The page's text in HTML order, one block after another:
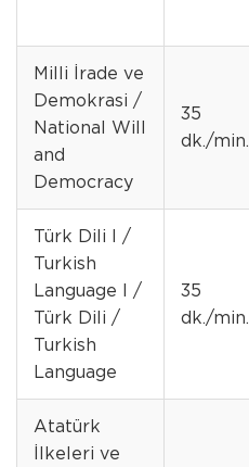
Milli İrade ve
Demokrasi /
National Will
and
Democracy
35
dk./min.
Türk Dili I /
Turkish
Language I /
Türk Dili /
Turkish
Language
35
dk./min.
Atatürk
İlkeleri ve